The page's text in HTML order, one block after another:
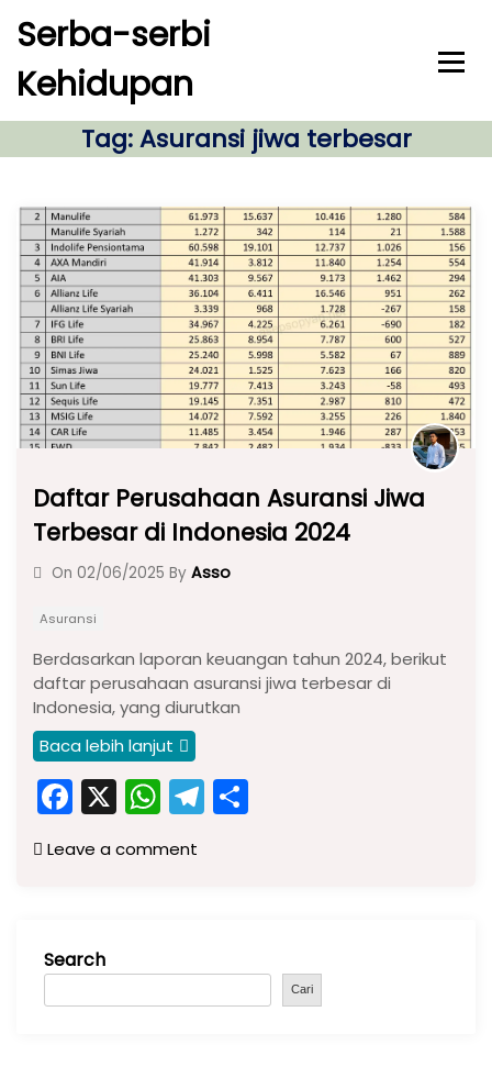
c
Serba-serbi
Kehidupan
Tag:Asuransi jiwa terbesar
Daftar Perusahaan Asuransi Jiwa
Terbesar di Indonesia 2024
On 02/06/2025 By Asso
Asuransi
Berdasarkan laporan keuangan tahun 2024, berikut
daftar perusahaan asuransi jiwa terbesar di
Indonesia, yang diurutkan
Baca lebih lanjut
F
a
c
o
o
X W
h
a
p
p
T
el
m
Leave a comment
Search
Cari